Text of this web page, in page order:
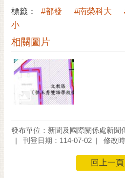
宣
告
市
府
交
通
標籤： #都發 #南榮科大
小
相關圖片
發布單位：新聞及國際關係處新聞
刊登日期：114-07-02
修改
回上一頁